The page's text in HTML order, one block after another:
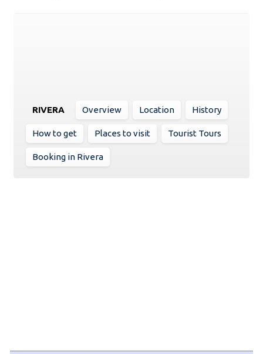
RIVERA Overview Location History
How to get Places to visit Tourist Tours
Booking in Rivera